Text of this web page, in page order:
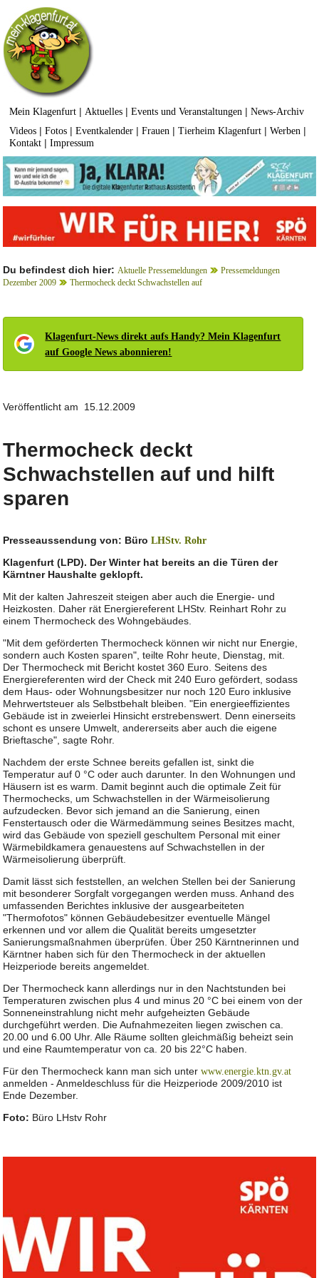
Mein Klagenfurt | Aktuelles |Events und Veranstaltungen |News-Archiv
Videos |Fotos |Eventkalender |Frauen |Tierheim Klagenfurt |Werben |
Kontakt |Impressum
Du befindest dich hier: Aktuelle Pressemeldungen
Pressemeldungen
Dezember 2009
Thermocheck deckt Schwachstellen auf
Klagenfurt-News direkt aufs Handy? Mein Klagenfurt
auf Google News abonnieren!
Veröffentlicht am 15.12.2009
Thermocheck deckt
Schwachstellen auf und hilft
sparen
Presseaussendung von: BüroLHStv. Rohr
Klagenfurt (LPD). Der Winter hat bereits an die Türen der
Kärntner Haushalte geklopft.
Mit der kalten Jahreszeit steigen aber auch die Energie- und
Heizkosten. Daher rät Energiereferent LHStv. Reinhart Rohr zu
einem Thermocheck des Wohngebäudes.
"Mit dem geförderten Thermocheck können wir nicht nur Energie,
sondern auch Kosten sparen", teilte Rohr heute, Dienstag, mit.
Der Thermocheck mit Bericht kostet 360 Euro. Seitens des
Energiereferenten wird der Check mit 240 Euro gefördert, sodass
dem Haus- oder Wohnungsbesitzer nur noch 120 Euro inklusive
Mehrwertsteuer als Selbstbehalt bleiben. "Ein energieeffizientes
Gebäude ist in zweierlei Hinsicht erstrebenswert. Denn einerseits
schont es unsere Umwelt, andererseits aber auch die eigene
Brieftasche", sagte Rohr.
Nachdem der erste Schnee bereits gefallen ist, sinkt die
Temperatur auf 0 °C oder auch darunter. In den Wohnungen und
Häusern ist es warm. Damit beginnt auch die optimale Zeit für
Thermochecks, um Schwachstellen in der Wärmeisolierung
aufzudecken. Bevor sich jemand an die Sanierung, einen
Fenstertausch oder die Wärmedämmung seines Besitzes macht,
wird das Gebäude von speziell geschultem Personal mit einer
Wärmebildkamera genauestens auf Schwachstellen in der
Wärmeisolierung überprüft.
Damit lässt sich feststellen, an welchen Stellen bei der Sanierung
mit besonderer Sorgfalt vorgegangen werden muss. Anhand des
umfassenden Berichtes inklusive der ausgearbeiteten
"Thermofotos" können Gebäudebesitzer eventuelle Mängel
erkennen und vor allem die Qualität bereits umgesetzter
Sanierungsmaßnahmen überprüfen. Über 250 Kärntnerinnen und
Kärntner haben sich für den Thermocheck in der aktuellen
Heizperiode bereits angemeldet.
Der Thermocheck kann allerdings nur in den Nachtstunden bei
Temperaturen zwischen plus 4 und minus 20 °C bei einem von der
Sonneneinstrahlung nicht mehr aufgeheizten Gebäude
durchgeführt werden. Die Aufnahmezeiten liegen zwischen ca.
20.00 und 6.00 Uhr. Alle Räume sollten gleichmäßig beheizt sein
und eine Raumtemperatur von ca. 20 bis 22°C haben.
Für den Thermocheck kann man sich unterwww.energie.ktn.gv.at
anmelden - Anmeldeschluss für die Heizperiode 2009/2010 ist
Ende Dezember.
Foto: Büro LHstv Rohr